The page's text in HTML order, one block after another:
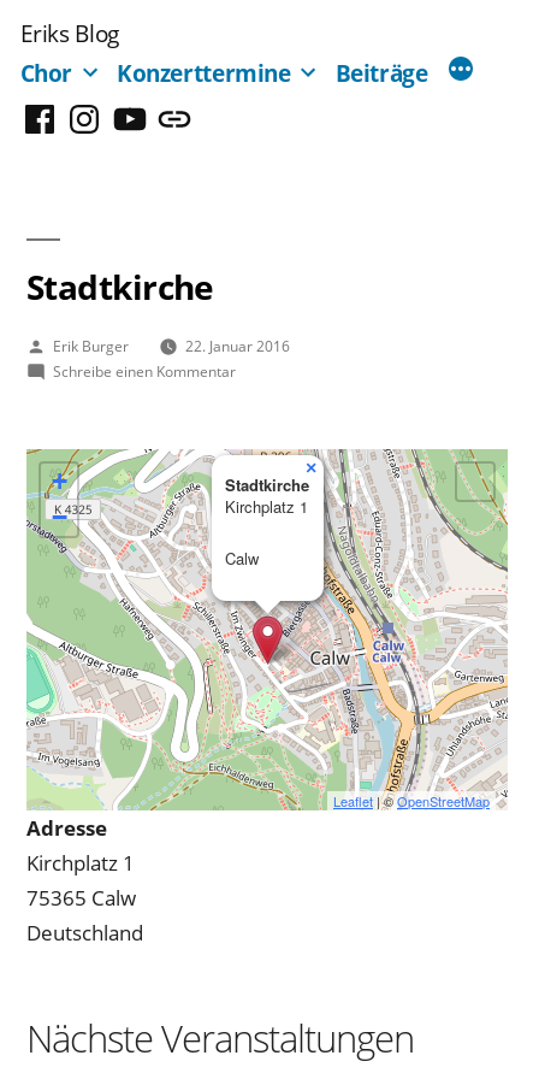
Inhalt
springen
Eriks Blog
Chor
Konzerttermine Beiträge
FacebookInstagram
YouTubeMastodon
Stadtkirche
Veröffentlicht
von
Erik Burger
22. Januar 2016
Schreibe einen Kommentarzu
Stadtkirche
Kirchplatz 1
Calw
×
+
−
Leaflet | ©OpenStreetMap
Adresse
Kirchplatz 1
75365 Calw
Deutschland
Nächste Veranstaltungen